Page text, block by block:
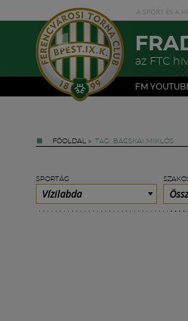
az FTC
FM
FŐOLDAL » TAG: BACSKAI MIKLÓS
SPORTÁG
Vízilabda